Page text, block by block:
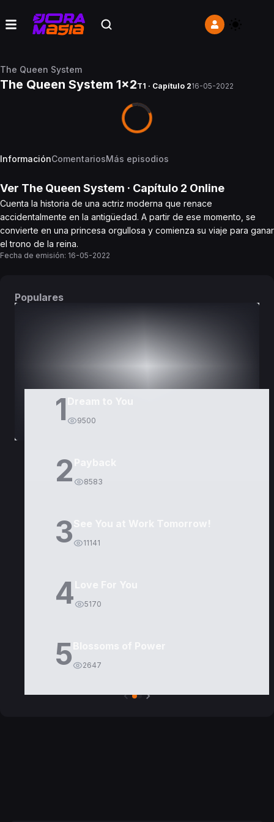
The Queen System
The Queen System 1x2T1 · Capítulo 216-05-2022
InformaciónComentariosMás episodios
Ver The Queen System · Capítulo 2 Online
Cuenta la historia de una actriz moderna que renace
accidentalmente en la antigüedad. A partir de ese momento, se
convierte en una princesa orgullosa y comienza su viaje para ganar
el trono de la reina.
Fecha de emisión: 16-05-2022
Populares
1 9500
2 8583
3 11141
4 5170
5 2647